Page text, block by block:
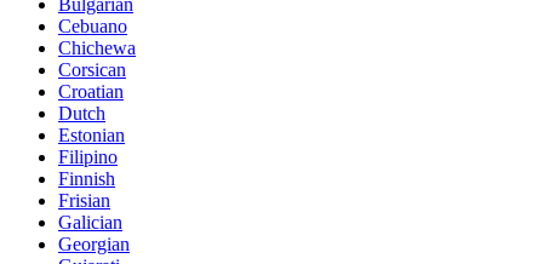
Bulgarian
Cebuano
Chichewa
Corsican
Croatian
Dutch
Estonian
Filipino
Finnish
Frisian
Galician
Georgian